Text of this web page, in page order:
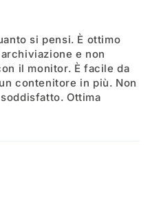
si pensi. È ottimo
e non
il monitor. È facile da
contenitore in più. Non
Ottima